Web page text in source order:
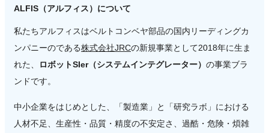
ALFIS（アルフィス）について
私たちアルフィスはベルトコンベヤ部品の国内リーディングカ
ンパニーのである株式会社JRCの新規事業として2018年に生ま
れた、
ロボットSIer（システムインテグレーター） の事業ブラ
ンドです。
中小企業をはじめとした、「製造業」と「研究ラボ」における
人材不足、生産性・品質・精度の不安定さ、過酷・危険・煩雑